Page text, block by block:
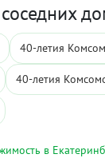
40-летия
40-летия
в